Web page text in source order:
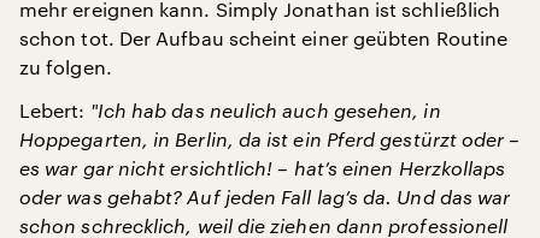
mehr ereignen kann. Simply Jonathan ist schließlich
schon tot. Der Aufbau scheint einer geübten Routine
zu folgen.
Lebert: "Ich hab das neulich auch gesehen, in
Hoppegarten, in Berlin, da ist ein Pferd gestürzt oder –
es war gar nicht ersichtlich! – hat’s einen Herzkollaps
oder was gehabt? Auf jeden Fall lag’s da. Und das war
schon schrecklich, weil die ziehen dann professionell